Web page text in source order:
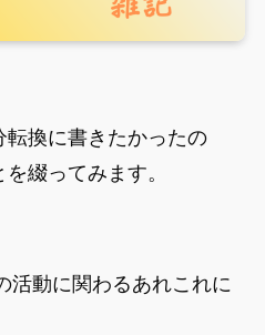
換に書きたかったの
綴ってみます。
活動に関わるあれこれに